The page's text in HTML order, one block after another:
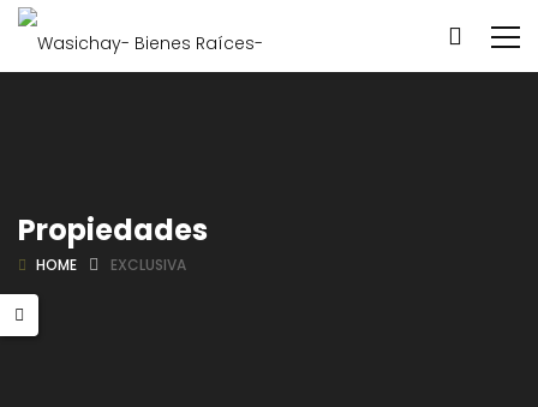
Propiedades
HOME EXCLUSIVA